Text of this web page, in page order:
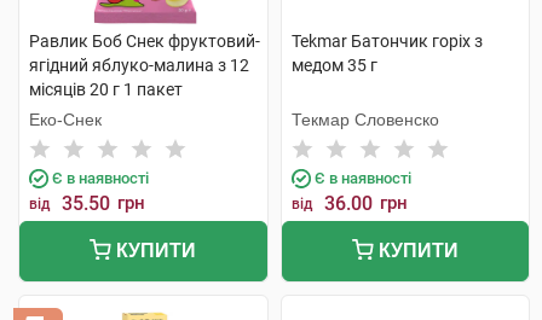
Равлик Боб Снек фруктовий-
ягідний яблуко-малина з 12
місяців 20 г 1 пакет
Еко-Снек
Є в наявності
від 35.50 грн
КУПИТИ
Tekmar Батончик горіх з
медом 35 г
Текмар Словенско
Є в наявності
від 36.00 грн
КУПИТИ